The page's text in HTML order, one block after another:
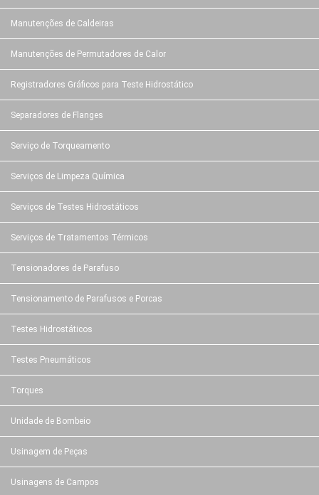
Manutenções de Caldeiras
Manutenções de Permutadores de Calor
Registradores Gráficos para Teste Hidrostático
Separadores de Flanges
Serviço de Torqueamento
Serviços de Limpeza Química
Serviços de Testes Hidrostáticos
Serviços de Tratamentos Térmicos
Tensionadores de Parafuso
Tensionamento de Parafusos e Porcas
Testes Hidrostáticos
Testes Pneumáticos
Torques
Unidade de Bombeio
Usinagem de Peças
Usinagens de Campos